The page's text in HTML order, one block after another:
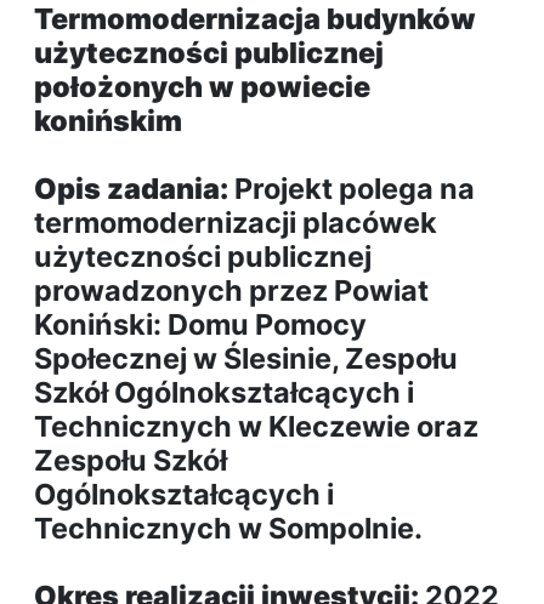
Termomodernizacja budynków
użyteczności publicznej
położonych w powiecie
konińskim
Opis zadania: Projekt polega na
termomodernizacji placówek
użyteczności publicznej
prowadzonych przez Powiat
Koniński: Domu Pomocy
Społecznej w Ślesinie, Zespołu
Szkół Ogólnokształcących i
Technicznych w Kleczewie oraz
Zespołu Szkół
Ogólnokształcących i
Technicznych w Sompolnie.
Okres realizacji inwestycji: 2022